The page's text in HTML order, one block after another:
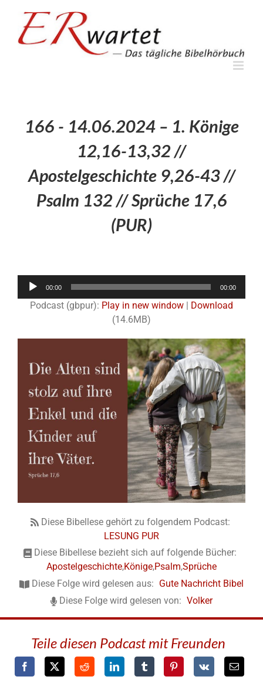
springen
166 - 14.06.2024 – 1. Könige
12,16-13,32 //
Apostelgeschichte 9,26-43 //
Psalm 132 // Sprüche 17,6
(PUR)
Audio-
00:00 00:00
Podcast (gbpur): Play in new window
Download
(14.6MB)
Diese Bibellese gehört zu folgendem Podcast:
LESUNG PUR
Diese Bibellese bezieht sich auf folgende Bücher:
Apostelgeschichte,Könige,Psalm,Sprüche
Diese Folge wird gelesen aus: Gute Nachricht Bibel
Diese Folge wird gelesen von: Volker
Teile diesen Podcast mit Freunden